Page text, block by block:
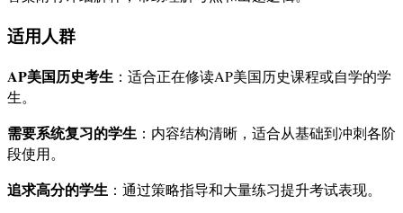
适用人群
AP美国历史考生 ：适合正在修读AP美国历史课程或自学的学
生。
需要系统复习的学生 ：内容结构清晰，适合从基础到冲刺各阶
段使用。
追求高分的学生 ：通过策略指导和大量练习提升考试表现。